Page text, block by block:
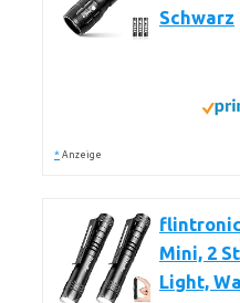
Schwarz
* Anzeige
flintronic
Mini, 2
Light,